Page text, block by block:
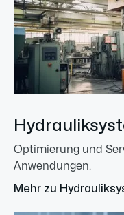
Optimierung und
Anwendungen.
Mehr zu